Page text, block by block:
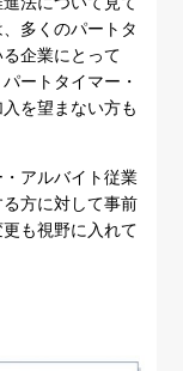
多くのパートタ
企業にとって
ートタイマー・
を望まない方も
アルバイト従業
方に対して事前
も視野に入れて